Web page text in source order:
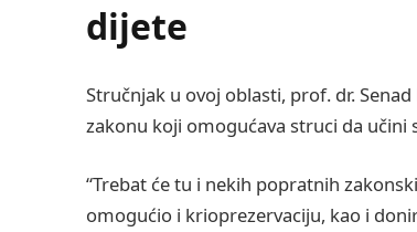
dijete
Stručnjak u ovoj oblasti, prof. dr.
zakonu koji omogućava struci da učini
“Trebat će tu i nekih popratnih
omogućio i krioprezervaciju, kao i